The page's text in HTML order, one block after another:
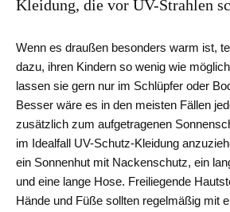
Kleidung, die vor UV-Strahlen
Wenn es draußen besonders warm ist,
dazu, ihren Kindern so wenig wie
lassen sie gern nur im Schlüpfer oder
Besser wäre es in den meisten Fällen
zusätzlich zum aufgetragenen
im Idealfall UV-Schutz-Kleidung
ein Sonnenhut mit Nackenschutz, ein
und eine lange Hose. Freiliegende
Hände und Füße sollten regelmäßig mit